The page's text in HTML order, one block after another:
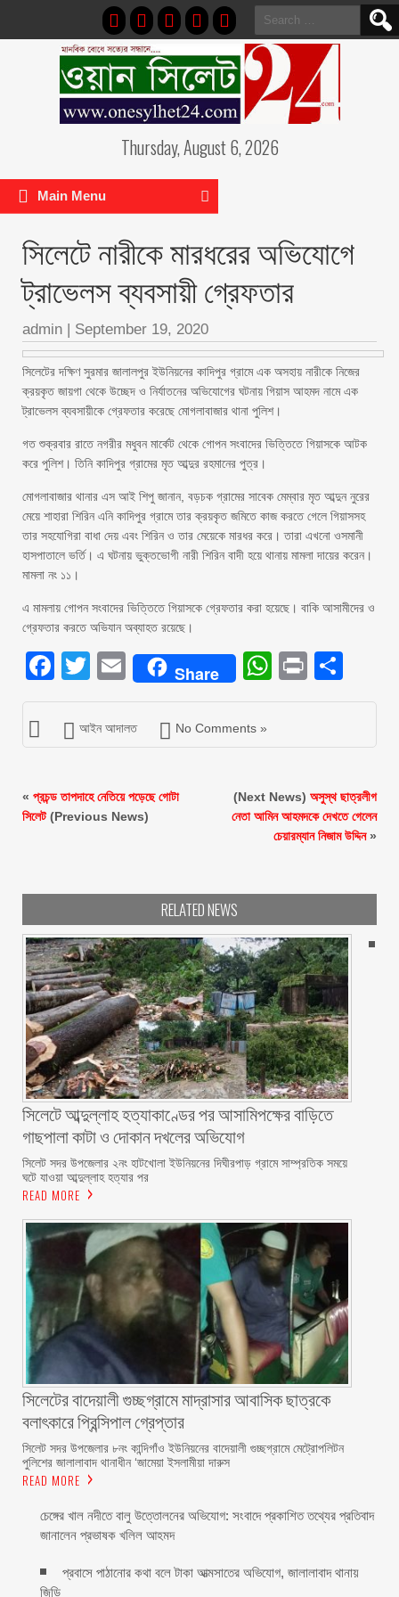
Search
for:
Thursday, August 6, 2026
Main Menu
সিলেটে নারীকে মারধরের অভিযোগে
ট্রাভেলস ব্যবসায়ী গ্রেফতার
admin | September 19, 2020
সিলেটের দক্ষিণ সুরমার জালালপুর ইউনিয়নের কাদিপুর গ্রামে এক অসহায় নারীকে নিজের
ক্রয়কৃত জায়গা থেকে উচ্ছেদ ও নির্যাতনের অভিযোগের ঘটনায় গিয়াস আহমদ নামে এক
ট্রাভেলস ব্যবসায়ীকে গ্রেফতার করেছে মোগলাবাজার থানা পুলিশ।
গত শুক্রবার রাতে নগরীর মধুবন মার্কেট থেকে গোপন সংবাদের ভিত্তিতে গিয়াসকে আটক
করে পুলিশ। তিনি কাদিপুর গ্রামের মৃত আব্দুর রহমানের পুত্র।
মোগলাবাজার থানার এস আই শিপু জানান, বড়চক গ্রামের সাবেক মেম্বার মৃত আব্দুন নুরের
মেয়ে শাহারা শিরিন এনি কাদিপুর গ্রামে তার ক্রয়কৃত জমিতে কাজ করতে গেলে গিয়াসসহ
তার সহযোগিরা বাধা দেয় এবং শিরিন ও তার মেয়েকে মারধর করে। তারা এখনো ওসমানী
হাসপাতালে ভর্তি। এ ঘটনায় ভুক্তভোগী নারী শিরিন বাদী হয়ে থানায় মামলা দায়ের করেন।
মামলা নং ১১।
এ মামলায় গোপন সংবাদের ভিত্তিতে গিয়াসকে গ্রেফতার করা হয়েছে। বাকি আসামীদের ও
গ্রেফতার করতে অভিযান অব্যাহত রয়েছে।
Facebook
Twitter
EmailShare Print
আইন আদালত No Comments »
« প্রচন্ড তাপদাহে নেতিয়ে পড়েছে গোটা
সিলেট(Previous News)
(Next News) অসুস্থ ছাত্রলীগ
নেতা আমিন আহমদকে দেখতে গেলেন
চেয়ারম্যান নিজাম উদ্দিন»
RELATED NEWS
সিলেটে আব্দুল্লাহ হত্যাকাণ্ডের পর আসামিপক্ষের বাড়িতে
গাছপালা কাটা ও দোকান দখলের অভিযোগ
সিলেট সদর উপজেলার ২নং হাটখোলা ইউনিয়নের দিঘীরপাড় গ্রামে সাম্প্রতিক সময়ে
ঘটে যাওয়া আব্দুল্লাহ হত্যার পর
READ MORE
সিলেটের বাদেয়ালী গুচ্ছগ্রামে মাদ্রাসার আবাসিক ছাত্রকে
বলাৎকারে প্রিন্সিপাল গ্রেপ্তার ‎
সিলেট সদর উপজেলার ৮নং কান্দিগাঁও ইউনিয়নের বাদেয়ালী গুচ্ছগ্রামে মেট্রোপলিটন
পুলিশের জালালাবাদ থানাধীন ‘জামেয়া ইসলামীয়া দারুস
READ MORE
চেঙ্গের খাল নদীতে বালু উত্তোলনের অভিযোগ: সংবাদে প্রকাশিত তথ্যের প্রতিবাদ
জানালেন প্রভাষক খলিল আহমদ
প্রবাসে পাঠানোর কথা বলে টাকা আত্মসাতের অভিযোগ, জালালাবাদ থানায়
জিডি ‎